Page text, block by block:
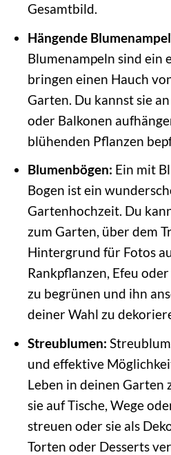
Gesamtbild.
Hängende
Blumenampeln sind ein
bringen einen Hauch
Garten. Du kannst sie
oder Balkonen
blühenden Pflanzen
Blumenbögen: Ein mit
Bogen ist ein
Gartenhochzeit. Du
zum Garten, über dem
Hintergrund für Fotos
Rankpflanzen, Efeu
zu begrünen und ihn
deiner Wahl zu
Streublumen:
und effektive
Leben in deinen Garten
sie auf Tische, Wege
streuen oder sie als
Torten oder Desserts